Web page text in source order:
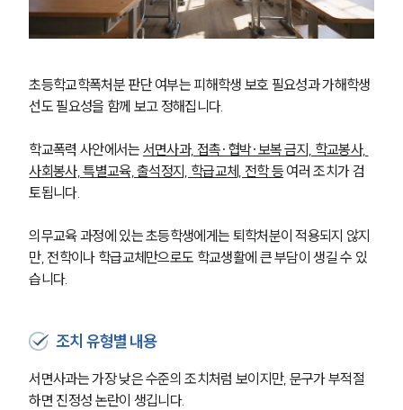
초등학교학폭처분 판단 여부는 피해학생 보호 필요성과 가해학생
선도 필요성을 함께 보고 정해집니다.
학교폭력 사안에서는 서면사과, 접촉·협박·보복 금지, 학교봉사,
사회봉사, 특별교육, 출석정지, 학급교체, 전학 등 여러 조치가 검
토됩니다.
의무교육 과정에 있는 초등학생에게는 퇴학처분이 적용되지 않지
만, 전학이나 학급교체만으로도 학교생활에 큰 부담이 생길 수 있
습니다.
조치 유형별 내용
서면사과는 가장 낮은 수준의 조치처럼 보이지만, 문구가 부적절
하면 진정성 논란이 생깁니다.